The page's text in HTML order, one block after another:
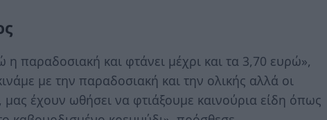
η παραδοσιακή και φτάνει μέχρι και τα 3,70 ευρώ»,
με την παραδοσιακή και την ολικής αλλά οι
έχουν ωθήσει να φτιάξουμε καινούρια είδη όπως